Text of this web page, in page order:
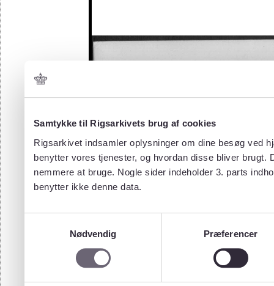
Samtykke til Rigsarkivets brug af cookies
Rigsarkivet indsamler oplysninger om dine besøg ved
benytter vores tjenester, og hvordan disse bliver
nemmere at bruge. Nogle sider indeholder 3. parts
benytter ikke denne data.
Nødvendig
Præferencer